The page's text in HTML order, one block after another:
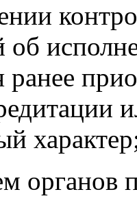
об
ранее
органов